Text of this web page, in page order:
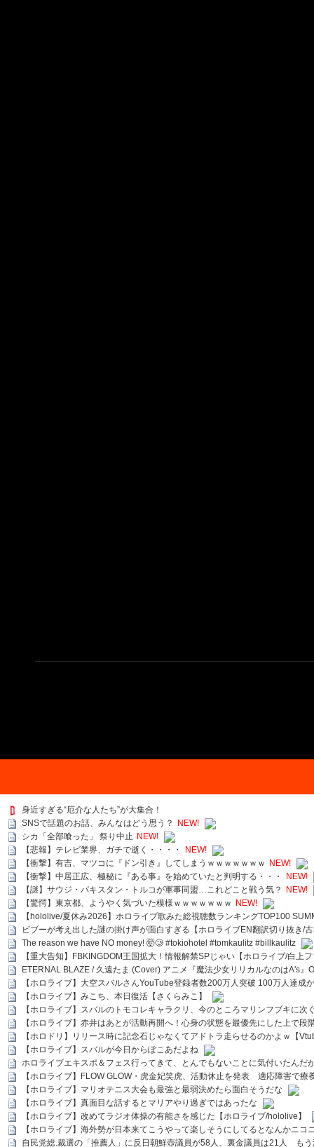
身近すぎる“厄介な人たち”が大集合！
SNSで話題のお話、みんなはどう思う？
NEW!
シカ「全部喰った」 祭り中止 NEW!
【悲報】テレビ業界、ガチで逝く・・・・
NEW!
【衝撃】有吉、マツコに『ドン引き』してしまうｗｗｗｗｗｗｗ NEW!
【衝撃】中居正広、極秘に『ある事』を始めていたと判明する・・・
NEW!
【謎】サウジ・パキスタン・トルコが軍事同盟…これどこと戦う気？
NEW!
【驚愕】東京都、ようやく気づいた模様ｗｗｗｗｗｗｗ NEW!
【hololive/夏休み2026】ホロライブ歌みた総視聴数ランキングTOP100
ビブーが考え出した謎の掛け声が面白すぎる【ホロライブEN翻訳切り抜き/
The reason we have NO money! 🤯🥲 #tokiohotel #tomkaulitz #billkaulitz
【重大告知】FBKINGDOM王国拡大！情報解禁SPじゃい【ホロライブ/白上
ETERNAL BLAZE / 久遠たま (Cover) アニメ『魔法少女リリカルなのはA's』
【ホロライブ】大空スバルさんYouTube登録者数200万人突破 100万人達成
【ホロライブ】みこち、本日復活【さくらみこ】
【ホロライブ】スバルのトモコレキャラクリ、今のところマリンフブキに
【ホロライブ】赤井はあとが活動再開へ！心身の状態を最優先にした上で段
【ホロドリ】リリース時に記念石じゃなくてアドトラ走らせるのかよｗ【
【ホロライブ】スバルが今日からぽこあだよね
ホロライブエキスポ＆フェス行ってきて、とんでもないことに気付いたんだ
【ホロライブ】FLOW GLOW・虎金妃笑虎、活動休止を発表 適応障害で療
【ホロライブ】マリオテニス大会も最強と最弱決めたら面白そうだな
【ホロライブ】真面目な話するとマリアやり過ぎではあったな
【ホロライブ】改めてラジオ体操の有能さを感じた【ホロライブ/hololive】
【ホロライブ】海外勢が日本来てこうやって楽しそうにしてるとなんかニコ
自民党総.裁選の「推薦人」に反日朝鮮壺議員が58人、裏金議員は21人 も